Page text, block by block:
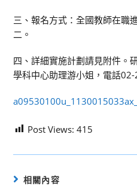
三、報名方式：全國教師在職
二。
四、詳細實施計劃請見附件。
學科中心助理游小姐，電話
Post Views: 415
相關內容